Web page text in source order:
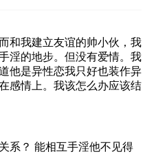
和我建立友谊的帅小伙，我
淫的地步。但没有爱情。我
他是异性恋我只好也装作异
感情上。我该怎么办应该结
系？ 能相互手淫他不见得